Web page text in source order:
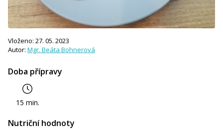
Doba přípravy
15 min.
Vloženo: 27. 05. 2023
Autor: Mgr. Beáta Bohnerová
Nutriční hodnoty